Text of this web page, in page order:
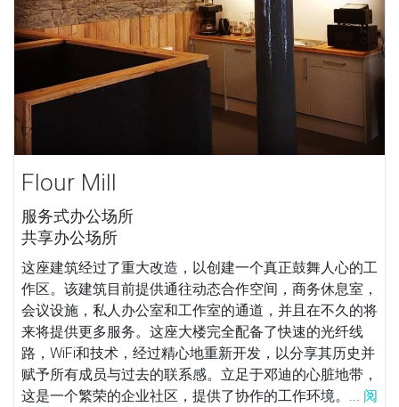
Flour Mill
服务式办公场所
共享办公场所
这座建筑经过了重大改造，以创建一个真正鼓舞人心的工
作区。该建筑目前提供通往动态合作空间，商务休息室，
会议设施，私人办公室和工作室的通道，并且在不久的将
来将提供更多服务。这座大楼完全配备了快速的光纤线
路，WiFi和技术，经过精心地重新开发，以分享其历史并
赋予所有成员与过去的联系感。立足于邓迪的心脏地带，
这是一个繁荣的企业社区，提供了协作的工作环境。... 阅